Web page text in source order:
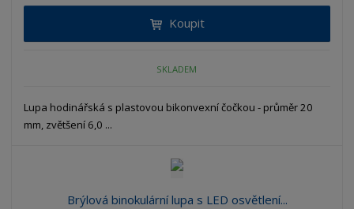
Koupit
SKLADEM
Lupa hodinářská s plastovou bikonvexní čočkou - průměr 20
mm, zvětšení 6,0 ...
Brýlová binokulární lupa s LED osvětlení...